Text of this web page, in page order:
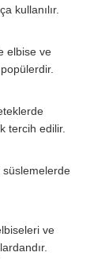
kullanılır.
elbise ve
tercih edilir.
süslemelerde
ve